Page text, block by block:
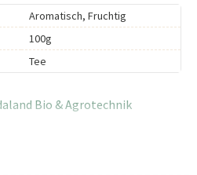
Aromatisch, Fruchtig
100g
Tee
Bio & Agrotechnik